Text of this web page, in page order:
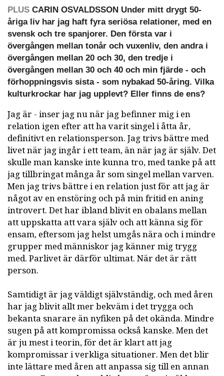
PLUS CARIN OSVALDSSON Under mitt drygt 50-
åriga liv har jag haft fyra seriösa relationer, med en
svensk och tre spanjorer. Den första var i
övergången mellan tonår och vuxenliv, den andra i
övergången mellan 20 och 30, den tredje i
övergången mellan 30 och 40 och min fjärde - och
förhoppningsvis sista - som nybakad 50-åring. Vilka
kulturkrockar har jag upplevt? Eller finns de ens?
Jag är - inser jag nu när jag befinner mig i en
relation igen efter att ha varit singel i åtta år,
definitivt en relationsperson. Jag trivs bättre med
livet när jag ingår i ett team, än när jag är själv. Det
skulle man kanske inte kunna tro, med tanke på att
jag tillbringat många år som singel mellan varven.
Men jag trivs bättre i en relation just för att jag är
något av en enstöring och på min fritid en aning
introvert. Det har ibland blivit en obalans mellan
att uppskatta att vara själv och att känna sig för
ensam, eftersom jag helst umgås nära och i mindre
grupper med människor jag känner mig trygg
med. Parlivet är därför ultimat. När det är rätt
person.
Samtidigt är jag väldigt självständig, och med åren
har jag blivit allt mer bekväm i det trygga och
bekanta snarare än nyfiken på det okända. Mindre
sugen på att kompromissa också kanske. Men det
är ju mest i teorin, för det är klart att jag
kompromissar i verkliga situationer. Men det blir
inte lättare med åren att anpassa sig till en annan